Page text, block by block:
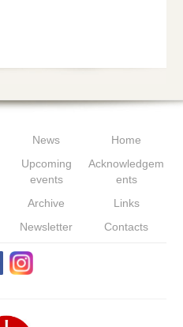
News
Upcoming
events
Archive
Newsletter
Home
Acknowledgem
ents
Links
Contacts